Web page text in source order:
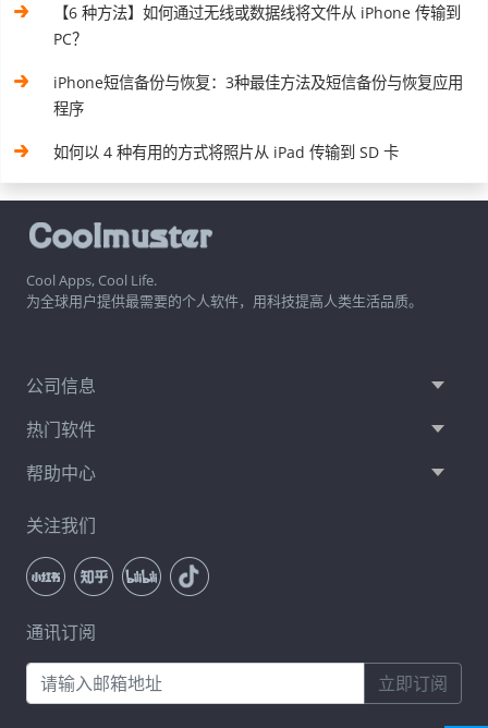
【6 种方法】如何通过无线或数据线将文件从 iPhone 传输到
PC？
iPhone短信备份与恢复：3种最佳方法及短信备份与恢复应用
程序
如何以 4 种有用的方式将照片从 iPad 传输到 SD 卡
Cool Apps, Cool Life.
为全球用户提供最需要的个人软件，用科技提高人类生活品质。
公司信息
热门软件
帮助中心
关注我们
通讯订阅
立即订阅